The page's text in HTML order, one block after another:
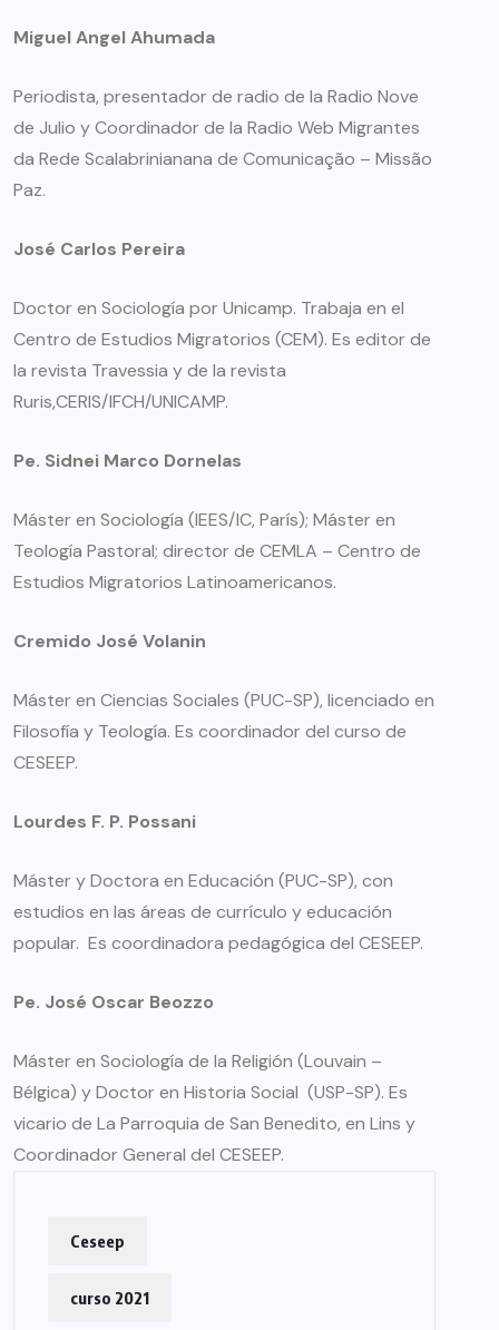
Miguel Angel Ahumada
Periodista, presentador de radio de la Radio Nove
de Julio y Coordinador de la Radio Web Migrantes
da Rede Scalabrinianana de Comunicação – Missão
Paz.
José Carlos Pereira
Doctor en Sociología por Unicamp. Trabaja en el
Centro de Estudios Migratorios (CEM). Es editor de
la revista Travessia y de la revista
Ruris,CERIS/IFCH/UNICAMP.
Pe. Sidnei Marco Dornelas
Máster en Sociología (IEES/IC, París); Máster en
Teología Pastoral; director de CEMLA – Centro de
Estudios Migratorios Latinoamericanos.
Cremido José Volanin
Máster en Ciencias Sociales (PUC-SP), licenciado en
Filosofía y Teología. Es coordinador del curso de
CESEEP.
Lourdes F. P. Possani
Máster y Doctora en Educación (PUC-SP), con
estudios en las áreas de currículo y educación
popular. Es coordinadora pedagógica del CESEEP.
Pe. José Oscar Beozzo
Máster en Sociología de la Religión (Louvain –
Bélgica) y Doctor en Historia Social (USP-SP). Es
vicario de La Parroquia de San Benedito, en Lins y
Coordinador General del CESEEP.
Ceseep
curso 2021